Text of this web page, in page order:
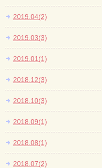
2019.04(2)
2019.03(3)
2019.01(1)
2018.12(3)
2018.10(3)
2018.09(1)
2018.08(1)
2018.07(2)